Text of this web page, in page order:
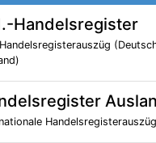
Handelsregister